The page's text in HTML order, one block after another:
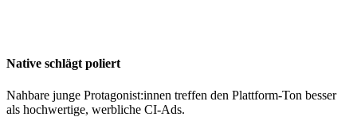
Native schlägt poliert
Nahbare junge Protagonist:innen treffen den Plattform-Ton besser
als hochwertige, werbliche CI-Ads.